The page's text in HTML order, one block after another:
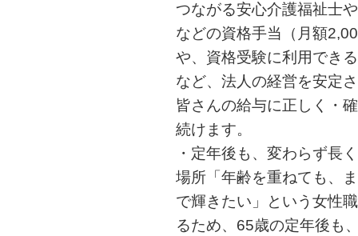
つながる安心介護福祉士
などの資格手当（月額
や、資格受験に利用でき
など、法人の経営を安定
皆さんの給与に正しく・
続けます。
・定年後も、変わらず長
場所「年齢を重ねても、
で輝きたい」という女性
るため、65歳の定年後も